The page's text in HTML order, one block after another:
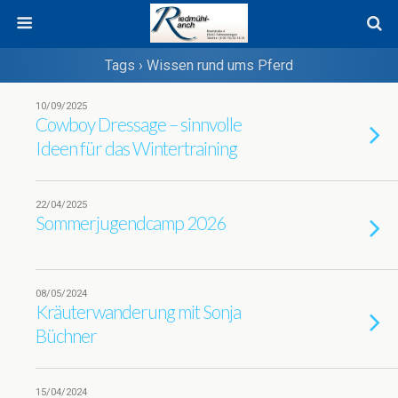
Tags › Wissen rund ums Pferd
10/09/2025
Cowboy Dressage – sinnvolle
Ideen für das Wintertraining
22/04/2025
Sommerjugendcamp 2026
08/05/2024
Kräuterwanderung mit Sonja
Büchner
15/04/2024